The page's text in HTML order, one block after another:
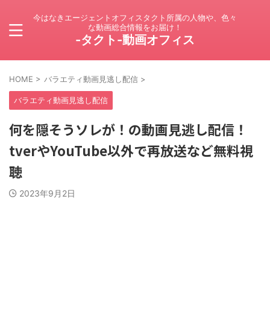
今はなきエージェントオフィスタクト所属の人物や、色々
な動画総合情報をお届け！
-タクト-動画オフィス
HOME > バラエティ動画見逃し配信 >
バラエティ動画見逃し配信
何を隠そうソレが！の動画見逃し配信！
tverやYouTube以外で再放送など無料視
聴
2023年9月2日